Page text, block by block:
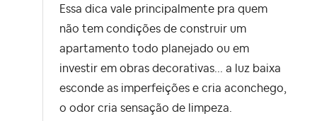
Essa dica vale principalmente pra quem
não tem condições de construir um
apartamento todo planejado ou em
investir em obras decorativas... a luz baixa
esconde as imperfeições e cria aconchego,
o odor cria sensação de limpeza.